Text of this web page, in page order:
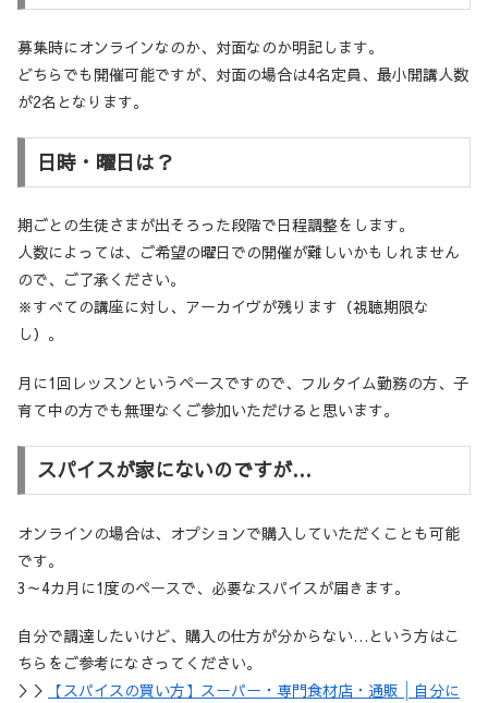
募集時にオンラインなのか、対面なのか明記します。
どちらでも開催可能ですが、対面の場合は4名定員、最小開講人数
が2名となります。
日時・曜日は？
期ごとの生徒さまが出そろった段階で日程調整をします。
人数によっては、ご希望の曜日での開催が難しいかもしれません
ので、ご了承ください。
※すべての講座に対し、アーカイヴが残ります（視聴期限な
し）。
月に1回レッスンというペースですので、フルタイム勤務の方、子
育て中の方でも無理なくご参加いただけると思います。
スパイスが家にないのですが…
オンラインの場合は、オプションで購入していただくことも可能
です。
3～4カ月に1度のペースで、必要なスパイスが届きます。
自分で調達したいけど、購入の仕方が分からない…という方はこ
ちらをご参考になさってください。
＞＞
【スパイスの買い方】スーパー・専門食材店・通販│自分に